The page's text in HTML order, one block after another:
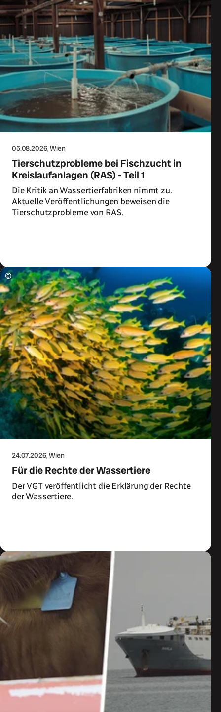
05.08.2026, Wien
Tierschutzprobleme bei Fischzucht in
Kreislaufanlagen (RAS) - Teil 1
Die Kritik an Wassertierfabriken nimmt zu.
Aktuelle Veröffentlichungen beweisen die
Tierschutzprobleme von RAS.
©
24.07.2026, Wien
Für die Rechte der Wassertiere
Der VGT veröffentlicht die Erklärung der Rechte
der Wassertiere.